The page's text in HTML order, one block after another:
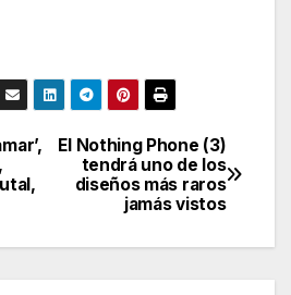
El Nothing Phone (3)
tendrá uno de los
diseños más raros
jamás vistos